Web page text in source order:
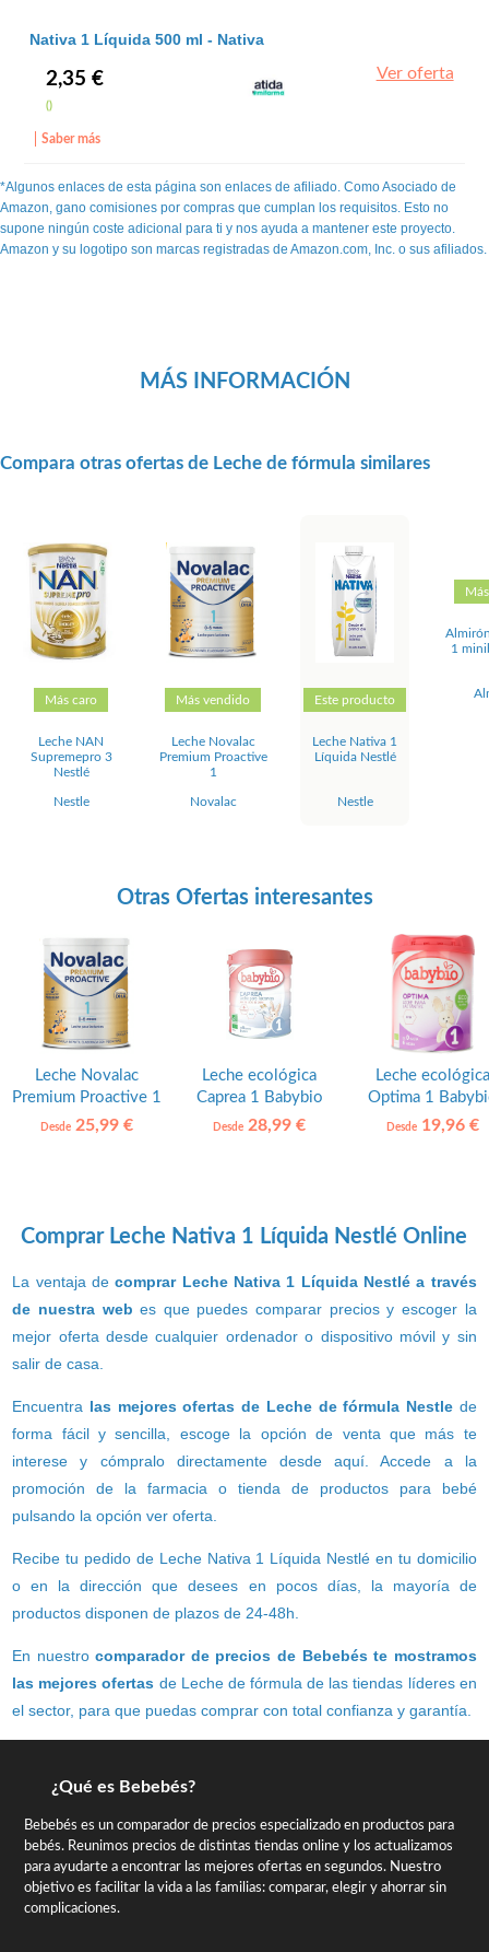
Nativa 1 Líquida 500 ml - Nativa
Saber más
2,35 €
()
Ver oferta
*Algunos enlaces de esta página son enlaces de afiliado. Como Asociado de
Amazon, gano comisiones por compras que cumplan los requisitos. Esto no
supone ningún coste adicional para ti y nos ayuda a mantener este proyecto.
Amazon y su logotipo son marcas registradas de Amazon.com, Inc. o sus afiliados.
MÁS INFORMACIÓN
Compara otras ofertas de Leche de fórmula similares
Más caro
Leche NAN
Supremepro 3
Nestlé
Nestle
Más vendido
Leche Novalac
Premium Proactive
1
Novalac
Este producto
Leche Nativa 1
Líquida Nestlé
Nestle
1
Otras Ofertas interesantes
Leche Novalac
Premium Proactive 1
Desde25,99 €
Leche ecológica
Caprea 1 Babybio
Desde 28,99 €
Leche ecológica
Optima 1
Desde19,96 €
Comprar Leche Nativa 1 Líquida Nestlé Online
La ventaja decomprar Leche Nativa 1 Líquida Nestlé a través
de nuestra web es que puedes comparar precios y escoger la
mejor oferta desde cualquier ordenador o dispositivo móvil y sin
salir de casa.
Encuentra las mejores ofertas de Leche de fórmula Nestle de
forma fácil y sencilla, escoge la opción de venta que más te
interese y cómpralo directamente desde aquí. Accede a la
promoción de la farmacia o tienda de productos para bebé
pulsando la opción ver oferta.
Recibe tu pedido de Leche Nativa 1 Líquida Nestlé en tu domicilio
o en la dirección que desees en pocos días, la mayoría de
productos disponen de plazos de 24-48h.
En nuestrocomparador de precios de Bebebés te mostramos
las mejores ofertas de Leche de fórmula de las tiendas líderes en
el sector, para que puedas comprar con total confianza y garantía.
¿Qué es Bebebés?
Bebebés es un comparador de precios especializado en productos para
bebés. Reunimos precios de distintas tiendas online y los actualizamos
para ayudarte a encontrar las mejores ofertas en segundos. Nuestro
objetivo es facilitar la vida a las familias: comparar, elegir y ahorrar sin
complicaciones.